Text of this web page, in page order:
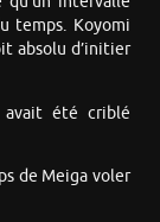
temps. Koyomi
absolu d’initier
avait été criblé
de Meiga voler